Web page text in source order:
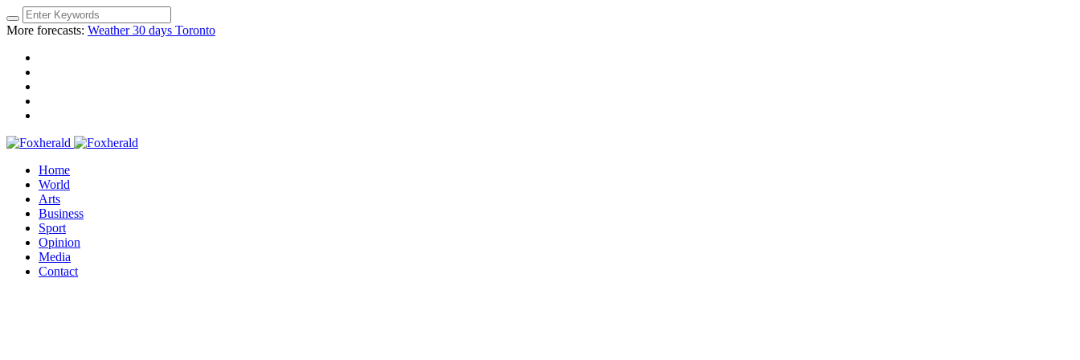
More forecasts: Weather 30 days Toronto
Home
World
Arts
Business
Sport
Opinion
Media
Contact